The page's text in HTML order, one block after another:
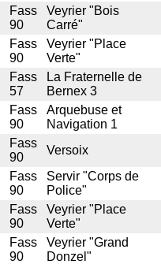
Fass
90
Veyrier "Bois
Carré"
Fass
90
Veyrier "Place
Verte"
Fass
57
La Fraternelle de
Bernex 3
Fass
90
Arquebuse et
Navigation 1
Fass
90
Versoix
Fass
90
Servir "Corps de
Police"
Fass
90
Veyrier "Place
Verte"
Fass
90
Veyrier "Grand
Donzel"